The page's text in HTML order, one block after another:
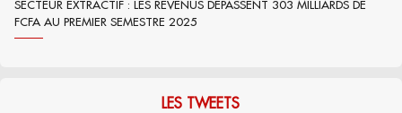
SECTEUR EXTRACTIF : LES REVENUS DÉPASSENT 303 MILLIARDS DE
FCFA AU PREMIER SEMESTRE 2025
LES TWEETS